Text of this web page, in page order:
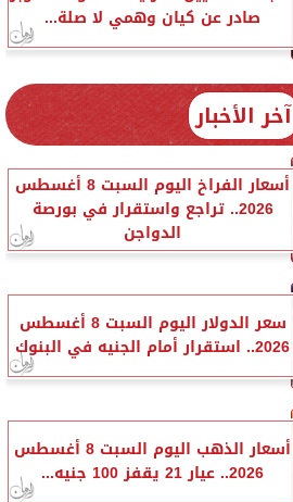
صادر عن كيان وهمي لا صلة...
آخر الأخبار
أسعار الفراخ اليوم السبت 8 أغسطس
2026.. تراجع واستقرار في بورصة
الدواجن
سعر الدولار اليوم السبت 8 أغسطس
2026.. استقرار أمام الجنيه في البنوك
أسعار الذهب اليوم السبت 8 أغسطس
2026.. عيار 21 يقفز 100 جنيه...